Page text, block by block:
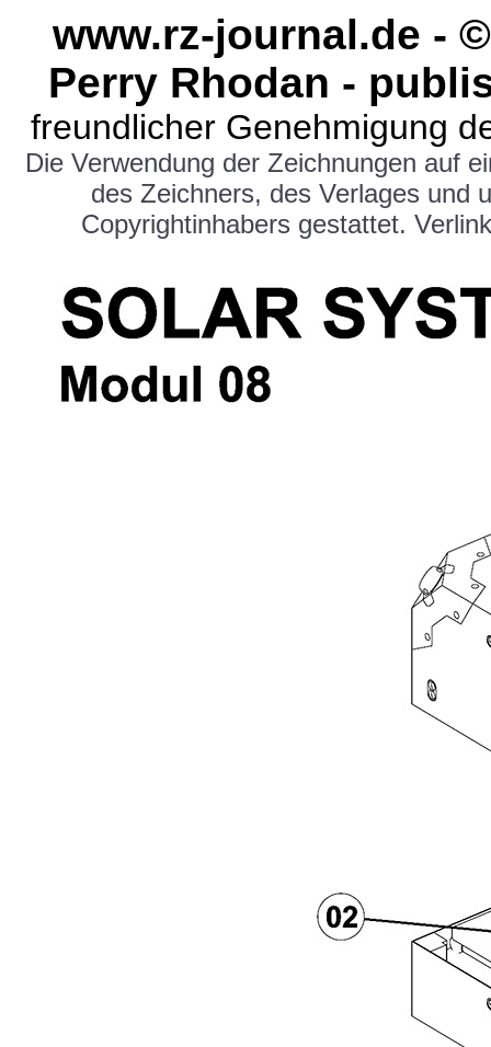
www.rz-journal.de -
Perry Rhodan -
freundlicher Genehmigung
Die Verwendung der Zeichnungen auf
des Zeichners, des Verlages und
Copyrightinhabers gestattet.